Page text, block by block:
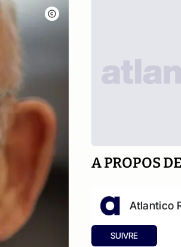
A PROPOS
Atlantico
SUIVRE